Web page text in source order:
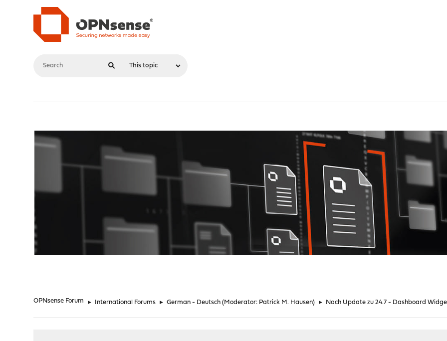
OPNsense Forum ► International Forums ► German - Deutsch (Moderator: Patrick M. Hausen) ► Nach Update zu 24.7 - Dashboard